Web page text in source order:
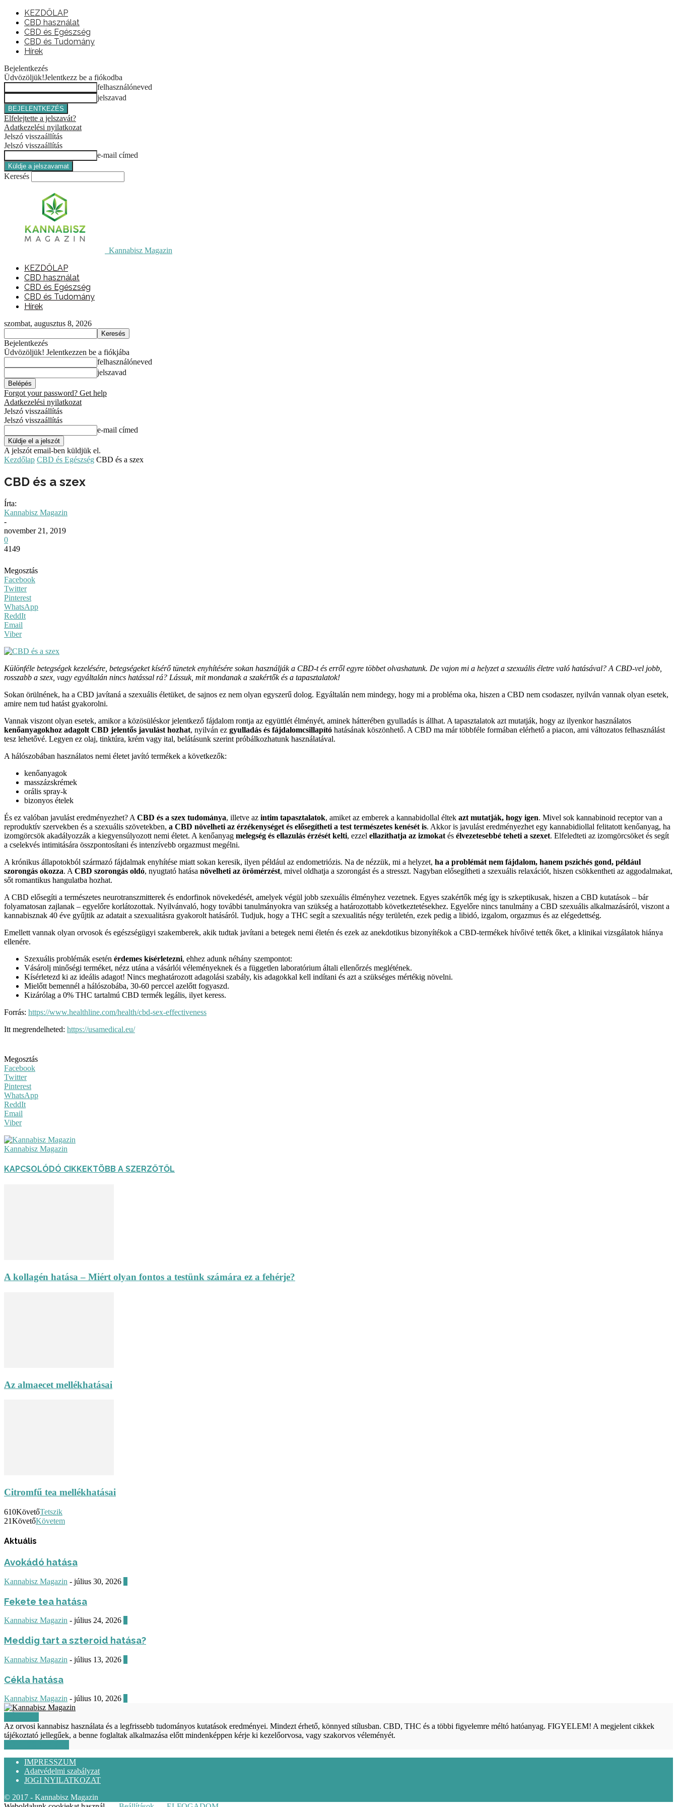
KEZDŐLAP
CBD használat
CBD és Egészség
CBD és Tudomány
Hírek
Bejelentkezés
Üdvözöljük!Jelentkezz be a fiókodba
felhasználóneved
jelszavad
Elfelejtette a jelszavát?
Adatkezelési nyilatkozat
Jelszó visszaállítás
Jelszó visszaállítás
e-mail címed
Keresés
Kannabisz Magazin
KEZDŐLAP
CBD használat
CBD és Egészség
CBD és Tudomány
Hírek
szombat, augusztus 8, 2026
Bejelentkezés
Üdvözöljük! Jelentkezzen be a fiókjába
felhasználóneved
jelszavad
Forgot your password? Get help
Adatkezelési nyilatkozat
Jelszó visszaállítás
Jelszó visszaállítás
e-mail címed
A jelszót email-ben küldjük el.
Kezdőlap CBD és Egészség CBD és a szex
CBD és a szex
Írta:
Kannabisz Magazin
-
november 21, 2019
0
4149
Megosztás
Facebook
Twitter
Pinterest
WhatsApp
ReddIt
Email
Viber
Különféle betegségek kezelésére, betegségeket kísérő tünetek enyhítésére sokan használják a CBD-t és erről egyre többet olvashatunk. De vajon mi a helyzet a szexuális életre való hatásával? A CBD-vel jobb,
rosszabb a szex, vagy egyáltalán nincs hatással rá? Lássuk, mit mondanak a szakértők és a tapasztalatok!
Sokan örülnének, ha a CBD javítaná a szexuális életüket, de sajnos ez nem olyan egyszerű dolog. Egyáltalán nem mindegy, hogy mi a probléma oka, hiszen a CBD nem csodaszer, nyilván vannak olyan esetek,
amire nem tud hatást gyakorolni.
Vannak viszont olyan esetek, amikor a közösüléskor jelentkező fájdalom rontja az együttlét élményét, aminek hátterében gyulladás is állhat. A tapasztalatok azt mutatják, hogy az ilyenkor használatos
kenőanyagokhoz adagolt CBD jelentős javulást hozhat, nyilván ez gyulladás és fájdalomcsillapító hatásának köszönhető. A CBD ma már többféle formában elérhető a piacon, ami változatos felhasználást
tesz lehetővé. Legyen ez olaj, tinktúra, krém vagy ital, belátásunk szerint próbálkozhatunk használatával.
A hálószobában használatos nemi életet javító termékek a következők:
kenőanyagok
masszázskrémek
orális spray-k
bizonyos ételek
És ez valóban javulást eredményezhet? A CBD és a szex tudománya, illetve az intim tapasztalatok, amiket az emberek a kannabidollal éltek azt mutatják, hogy igen. Mivel sok kannabinoid receptor van a
reproduktív szervekben és a szexuális szövetekben, a CBD növelheti az érzékenységet és elősegítheti a test természetes kenését is. Akkor is javulást eredményezhet egy kannabidiollal felitatott kenőanyag, ha
izomgörcsök akadályozzák a kiegyensúlyozott nemi életet. A kenőanyag melegség és ellazulás érzését kelti, ezzel ellazíthatja az izmokat és élvezetesebbé teheti a szexet. Elfeledteti az izomgörcsöket és segít
a cselekvés intimitására összpontosítani és intenzívebb orgazmust megélni.
A krónikus állapotokból származó fájdalmak enyhítése miatt sokan keresik, ilyen például az endometriózis. Na de nézzük, mi a helyzet, ha a problémát nem fájdalom, hanem pszichés gond, például
szorongás okozza. A CBD szorongás oldó, nyugtató hatása növelheti az örömérzést, mivel oldhatja a szorongást és a stresszt. Nagyban elősegítheti a szexuális relaxációt, hiszen csökkentheti az aggodalmakat,
sőt romantikus hangulatba hozhat.
A CBD elősegíti a természetes neurotranszmitterek és endorfinok növekedését, amelyek végül jobb szexuális élményhez vezetnek. Egyes szakértők még így is szkeptikusak, hiszen a CBD kutatások – bár
folyamatosan zajlanak – egyelőre korlátozottak. Nyilvánvaló, hogy további tanulmányokra van szükség a határozottabb következtetésekhez. Egyelőre nincs tanulmány a CBD szexuális alkalmazásáról, viszont a
kannabisznak 40 éve gyűjtik az adatait a szexualitásra gyakorolt ​​hatásáról. Tudjuk, hogy a THC segít a szexualitás négy területén, ezek pedig a libidó, izgalom, orgazmus és az elégedettség.
Emellett vannak olyan orvosok és egészségügyi szakemberek, akik tudtak javítani a betegek nemi életén és ezek az anekdotikus bizonyítékok a CBD-termékek hívőivé tették őket, a klinikai vizsgálatok hiánya
ellenére.
Szexuális problémák esetén érdemes kísérletezni, ehhez adunk néhány szempontot:
Vásárolj minőségi terméket, nézz utána a vásárlói véleményeknek és a független laboratórium általi ellenőrzés meglétének.
Kísérletezd ki az ideális adagot! Nincs meghatározott adagolási szabály, kis adagokkal kell indítani és azt a szükséges mértékig növelni.
Mielőtt bemennél a hálószobába, 30-60 perccel azelőtt fogyaszd.
Kizárólag a 0% THC tartalmú CBD termék legális, ilyet keress.
Forrás: https://www.healthline.com/health/cbd-sex-effectiveness
Itt megrendelheted: https://usamedical.eu/
Megosztás
Facebook
Twitter
Pinterest
WhatsApp
ReddIt
Email
Viber
Kannabisz Magazin
KAPCSOLÓDÓ CIKKEKTÖBB A SZERZŐTŐL
A kollagén hatása – Miért olyan fontos a testünk számára ez a fehérje?
Az almaecet mellékhatásai
Citromfű tea mellékhatásai
610KövetőTetszik
21KövetőKövetem
Aktuális
Avokádó hatása
Kannabisz Magazin - július 30, 2026
Fekete tea hatása
Kannabisz Magazin - július 24, 2026
Meddig tart a szteroid hatása?
Kannabisz Magazin - július 13, 2026
Cékla hatása
Kannabisz Magazin - július 10, 2026
Az orvosi kannabisz használata és a legfrissebb tudományos kutatások eredményei. Mindezt érhető, könnyed stílusban. CBD, THC és a többi figyelemre méltó hatóanyag. FIGYELEM! A megjelent cikkek
tájékoztató jellegűek, a benne foglaltak alkalmazása előtt mindenképpen kérje ki kezelőorvosa, vagy szakorvos véleményét.
IMPRESSZUM
Adatvédelmi szabályzat
JOGI NYILATKOZAT
© 2017 - Kannabisz Magazin